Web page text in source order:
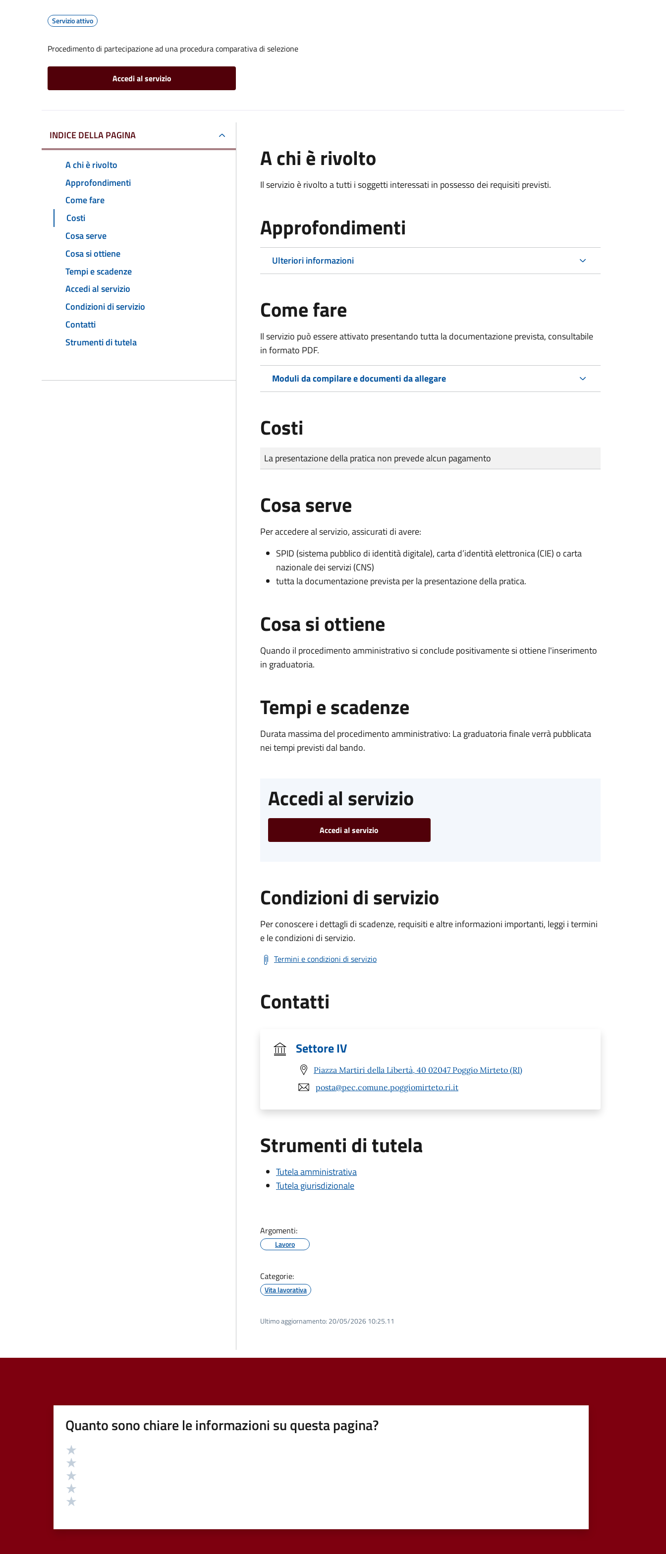
Servizio attivo
Procedimento di partecipazione ad una procedura comparativa di selezione
Accedi al servizio
INDICE DELLA PAGINA
A chi è rivolto
Approfondimenti
Come fare
Costi
Cosa serve
Cosa si ottiene
Tempi e scadenze
Accedi al servizio
Condizioni di servizio
Contatti
Strumenti di tutela
A chi è rivolto
Il servizio è rivolto a tutti i soggetti interessati in possesso dei requisiti previsti.
Approfondimenti
Ulteriori informazioni
Come fare
Il servizio può essere attivato presentando tutta la documentazione prevista, consultabile
in formato PDF.
Moduli da compilare e documenti da allegare
Costi
Tipo di pagamento
Importo
La presentazione della pratica non prevede alcun pagamento
Cosa serve
Per accedere al servizio, assicurati di avere:
SPID (sistema pubblico di identità digitale), carta d’identità elettronica (CIE) o carta
nazionale dei servizi (CNS)
tutta la documentazione prevista per la presentazione della pratica.
Cosa si ottiene
Quando il procedimento amministrativo si conclude positivamente si ottiene l'inserimento
in graduatoria.
Tempi e scadenze
Durata massima del procedimento amministrativo: La graduatoria finale verrà pubblicata
nei tempi previsti dal bando.
Accedi al servizio
Accedi al servizio
Condizioni di servizio
Per conoscere i dettagli di scadenze, requisiti e altre informazioni importanti, leggi i termini
e le condizioni di servizio.
Termini e condizioni di servizio
Contatti
Settore IV
Piazza Martiri della Libertà, 40 02047 Poggio Mirteto (RI)
posta@pec.comune.poggiomirteto.ri.it
Strumenti di tutela
Tutela amministrativa
Tutela giurisdizionale
Argomenti:
Lavoro
Categorie:
Vita lavorativa
Ultimo aggiornamento: 20/05/2026 10:25.11
Quanto sono chiare le informazioni su questa pagina?
Valutazione